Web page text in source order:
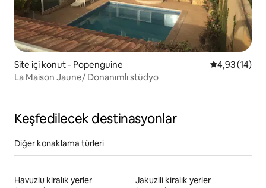
Site içi konut - Popenguine 5 üzerinden
4,93 (14)
La Maison Jaune/ Donanımlı stüdyo
Keşfedilecek destinasyonlar
Diğer konaklama türleri
Havuzlu kiralık yerler
Jakuzili kiralık yerler